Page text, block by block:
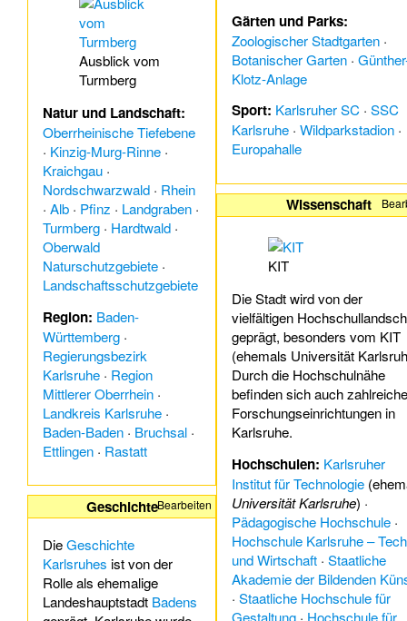
Ausblick vom
Turmberg
Natur und Landschaft:
Oberrheinische Tiefebene
· Kinzig-Murg-Rinne·
Kraichgau·
Nordschwarzwald· Rhein
· Alb· Pfinz · Landgraben·
Turmberg· Hardtwald·
Oberwald
Naturschutzgebiete·
Landschaftsschutzgebiete
Region: Baden-
Württemberg·
Regierungsbezirk
Karlsruhe· Region
Mittlerer Oberrhein·
Landkreis Karlsruhe·
Baden-Baden· Bruchsal·
Ettlingen· Rastatt
Bearbeiten
Geschichte
DieGeschichte
Karlsruhes ist von der
Rolle als ehemalige
Landeshauptstadt Badens
Gärten und Parks:
Zoologischer Stadtgarten·
Botanischer Garten·
Klotz-Anlage
Sport: Karlsruher SC· SSC
Karlsruhe· Wildparkstadion·
Europahalle
Wissenschaft
KIT
Die Stadt wird von der
vielfältigen
geprägt, besonders vom KIT
(ehemals Universität
Durch die Hochschulnähe
befinden sich auch zahlreiche
Forschungseinrichtungen in
Karlsruhe.
Hochschulen: Karlsruher
Institut für Technologie
Universität Karlsruhe) ·
Pädagogische Hochschule·
Hochschule Karlsruhe –
und Wirtschaft· Staatliche
Akademie der Bildenden
· Staatliche Hochschule für
Gestaltung· Hochschule für